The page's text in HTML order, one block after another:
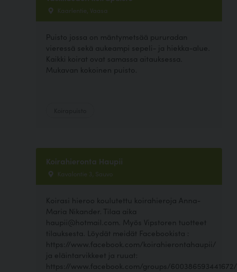
Kaarlentie, Vaasa
Puisto jossa on mäntymetsää pururadan
vieressä sekä aukeampi sepeli- ja hiekka-alue.
Kaikki koirat ovat samassa aitauksessa.
Mukavan kokoinen puisto.
Koirahieronta Haupii
Kavalontie 3, Sauvo
Koirasi hieroo koulutettu koirahieroja Anna-
Maria Nikander. Tilaa aika
haupii@hotmail.com. Myös Vipstoren tuotteet
tilauksesta. Löydät meidät Facebookista :
https://www.facebook.com/koirahierontahaupii/
ja eläintarvikkeet ja ruuat:
https://www.facebook.com/groups/600386593441672/